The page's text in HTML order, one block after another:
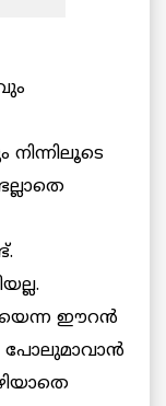
ഈറന്‍
പോലുമാവാന്‍